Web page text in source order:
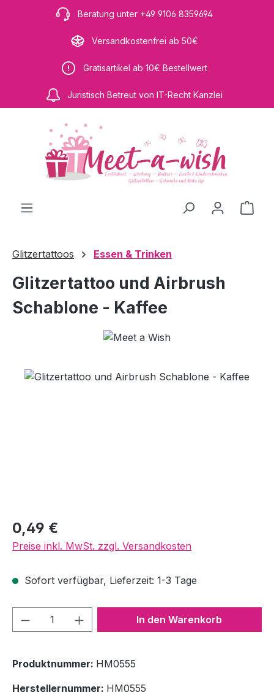
Zum Hauptinhalt springenBeratung unter +49 9106 8359694
Versandkostenfrei ab 50€
Gratisartikel ab 10€ Bestellwert
Juristisch Betreut von IT-Recht Kanzlei
Glitzertattoos Essen & Trinken
Glitzertattoo und Airbrush
Schablone - Kaffee
Bildergalerie überspringen
Regulärer Preis:
0,49 €
Preise inkl. MwSt. zzgl. Versandkosten
Sofort verfügbar, Lieferzeit: 1-3 Tage
Produkt Anzahl: Gib denIn den Warenkorb
Produktnummer: HM0555
Herstellernummer: HM0555